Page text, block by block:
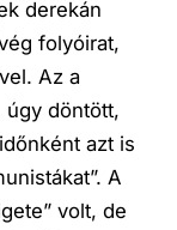
derekán
folyóirat,
Az a
úgy döntött,
azt is
A
volt, de